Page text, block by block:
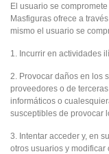
El usuario se
Masfiguras ofrece a
mismo el usuario se
1. Incurrir en actividades
2. Provocar daños en los
proveedores o de
informáticos o
susceptibles de provocar
3. Intentar acceder y, en
otros usuarios y modificar